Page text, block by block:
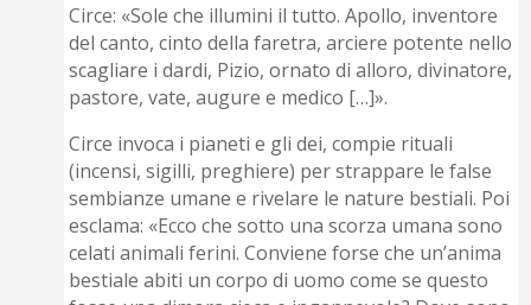
Circe: «Sole che illumini il tutto. Apollo, inventore
del canto, cinto della faretra, arciere potente nello
scagliare i dardi, Pizio, ornato di alloro, divinatore,
pastore, vate, augure e medico […]».
Circe invoca i pianeti e gli dei, compie rituali
(incensi, sigilli, preghiere) per strappare le false
sembianze umane e rivelare le nature bestiali. Poi
esclama: «Ecco che sotto una scorza umana sono
celati animali ferini. Conviene forse che un’anima
bestiale abiti un corpo di uomo come se questo